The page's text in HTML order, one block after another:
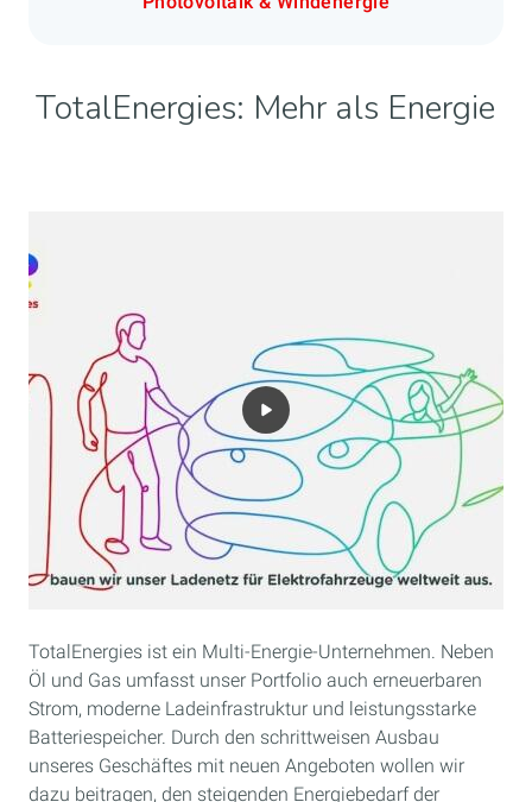
TotalEnergies: Mehr als Energie
TotalEnergies ist ein Multi-Energie-Unternehmen. Neben
Öl und Gas umfasst unser Portfolio auch erneuerbaren
Strom, moderne Ladeinfrastruktur und leistungsstarke
Batteriespeicher. Durch den schrittweisen Ausbau
unseres Geschäftes mit neuen Angeboten wollen wir
dazu beitragen, den steigenden Energiebedarf der